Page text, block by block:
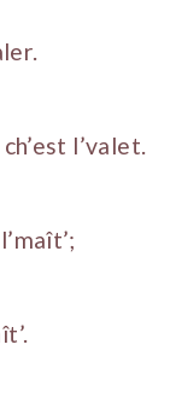
l’valet.